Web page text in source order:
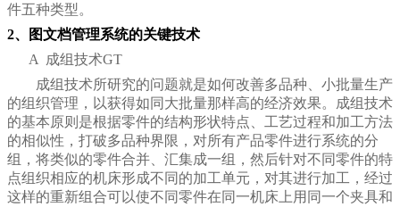
件五种类型。
2、图文档管理系统的关键技术
A 成组技术GT
成组技术所研究的问题就是如何改善多品种、小批量生产
的组织管理，以获得如同大批量那样高的经济效果。成组技术
的基本原则是根据零件的结构形状特点、工艺过程和加工方法
的相似性，打破多品种界限，对所有产品零件进行系统的分
组，将类似的零件合并、汇集成一组，然后针对不同零件的特
点组织相应的机床形成不同的加工单元，对其进行加工，经过
这样的重新组合可以使不同零件在同一机床上用同一个夹具和